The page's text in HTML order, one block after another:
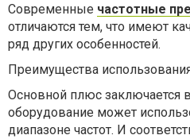
Современные частотные
отличаются тем, что имеют
ряд других особенностей.
Преимущества
Основной плюс заключается
оборудование может
диапазоне частот. И